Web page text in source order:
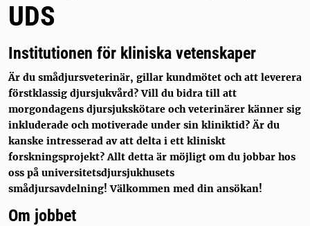
UDS
Institutionen för kliniska vetenskaper
Är du smådjursveterinär, gillar kundmötet och att leverera
förstklassig djursjukvård? Vill du bidra till att
morgondagens djursjukskötare och veterinärer känner sig
inkluderade och motiverade under sin kliniktid? Är du
kanske intresserad av att delta i ett kliniskt
forskningsprojekt? Allt detta är möjligt om du jobbar hos
oss på universitetsdjursjukhusets
smådjursavdelning! Välkommen med din ansökan!
Om jobbet